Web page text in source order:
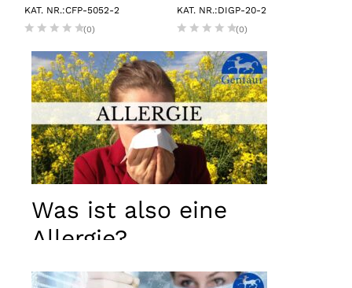
KAT. NR.:CFP-5052-2
(0)
KAT. NR.:DIGP-20-2
(0)
Was ist also eine
Allergie?